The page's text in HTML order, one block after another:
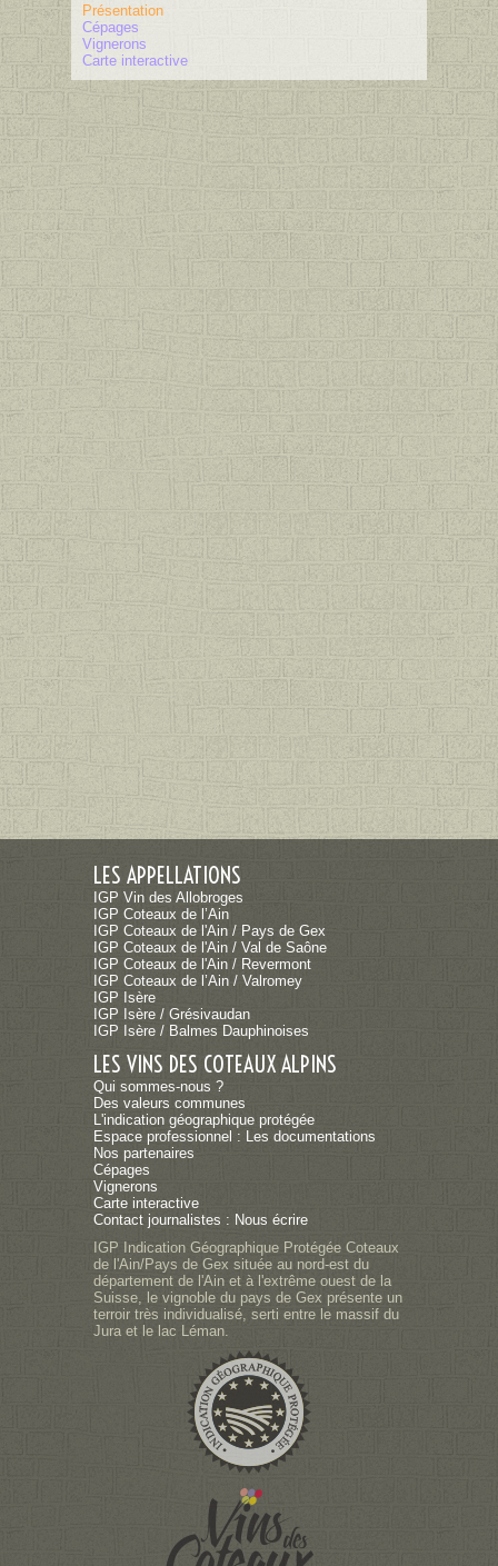
Présentation
Cépages
Vignerons
Carte interactive
LES APPELLATIONS
IGP Vin des Allobroges
IGP Coteaux de l’Ain
IGP Coteaux de l'Ain / Pays de Gex
IGP Coteaux de l'Ain / Val de Saône
IGP Coteaux de l'Ain / Revermont
IGP Coteaux de l’Ain / Valromey
IGP Isère
IGP Isère / Grésivaudan
IGP Isère / Balmes Dauphinoises
LES VINS DES COTEAUX ALPINS
Qui sommes-nous ?
Des valeurs communes
L'indication géographique protégée
Espace professionnel : Les documentations
Nos partenaires
Cépages
Vignerons
Carte interactive
Contact journalistes : Nous écrire
IGP Indication Géographique Protégée Coteaux
de l'Ain/Pays de Gex située au nord-est du
département de l'Ain et à l'extrême ouest de la
Suisse, le vignoble du pays de Gex présente un
terroir très individualisé, serti entre le massif du
Jura et le lac Léman.